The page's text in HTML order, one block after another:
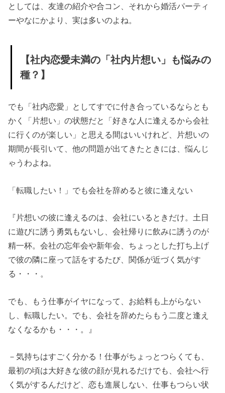
片想
種？】
» 恋叶天
女から
のアド
バイス
としては、友達の紹介や合コン、それから婚活パーティ
ーやなにかより、実は多いのよね。
【社内恋愛未満の「社内片想い」も悩みの
種？】
でも「社内恋愛」としてすでに付き合っているならとも
かく「片想い」の状態だと「好きな人に逢えるから会社
に行くのが楽しい」と思える間はいいけれど、片想いの
期間が長引いて、他の問題が出てきたときには、悩んじ
ゃうわよね。
「転職したい！」でも会社を辞めると彼に逢えない
『片想いの彼に逢えるのは、会社にいるときだけ。土日
に遊びに誘う勇気もないし、会社帰りに飲みに誘うのが
精一杯。会社の忘年会や新年会、ちょっとした打ち上げ
で彼の隣に座って話をするたび、関係が近づく気がす
る・・・。
でも、もう仕事がイヤになって、お給料も上がらない
し、転職したい。でも、会社を辞めたらもう二度と逢え
なくなるかも・・・。』
－気持ちはすごく分かる！仕事がちょっとつらくても、
最初の頃は大好きな彼の顔が見れるだけでも、会社へ行
く気がするんだけど、恋も進展しない、仕事もつらい状